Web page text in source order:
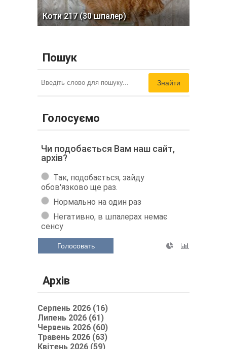
Коти 217 (30 шпалер)
Пошук
Знайти
Голосуємо
Чи подобається Вам наш сайт,
архів?
Так, подобається, зайду
обов'язково ще раз.
Нормально на один раз
Негативно, в шпалерах немає
сенсу
Голосовать
Архів
Серпень 2026 (16)
Липень 2026 (61)
Червень 2026 (60)
Травень 2026 (63)
Квітень 2026 (59)